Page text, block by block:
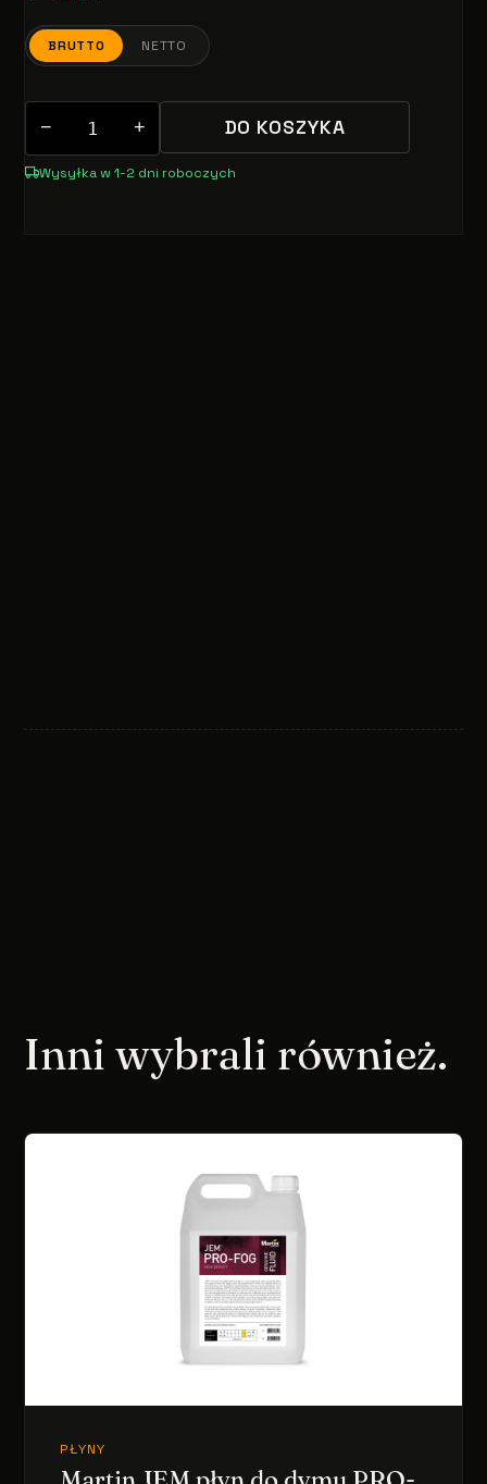
BRUTTO NETTO
− + DO KOSZYKA
Wysyłka w 1-2 dni roboczych
Inni wybrali również.
PŁYNY